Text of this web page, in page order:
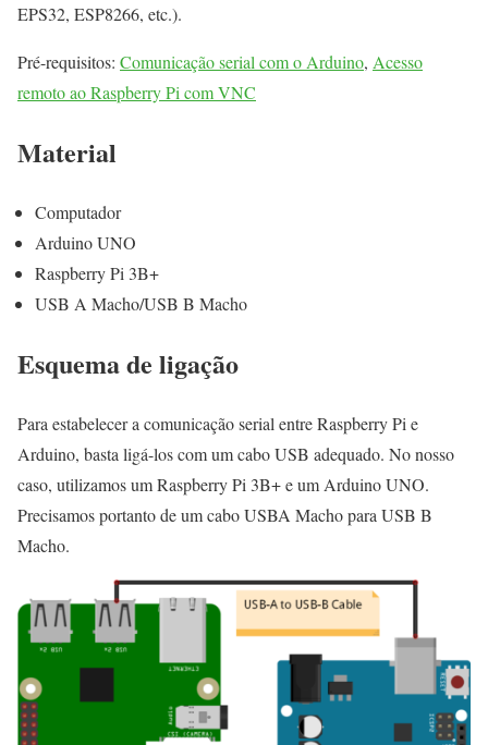
EPS32, ESP8266, etc.).
Pré-requisitos: Comunicação serial com o Arduino, Acesso
remoto ao Raspberry Pi com VNC
Material
Computador
Arduino UNO
Raspberry Pi 3B+
USB A Macho/USB B Macho
Esquema de ligação
Para estabelecer a comunicação serial entre Raspberry Pi e
Arduino, basta ligá-los com um cabo USB adequado. No nosso
caso, utilizamos um Raspberry Pi 3B+ e um Arduino UNO.
Precisamos portanto de um cabo USBA Macho para USB B
Macho.